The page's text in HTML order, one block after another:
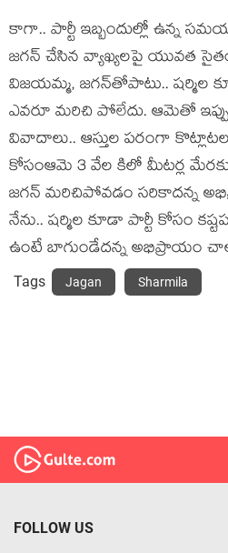
కాగా.. పార్టీ ఇబ్బందుల్లో ఉన్న
జ‌గ‌న్ చేసిన వ్యాఖ్య‌ల‌పై యువ‌త
విజ‌య‌మ్మ‌, జ‌గ‌న్‌తోపాటు.. ష‌ర్మిల
ఎవ‌రూ మ‌రిచి పోలేదు. ఆమెతో
వివాదాలు.. ఆస్తుల ప‌రంగా
కోసంఆమె 3 వేల కిలో మీట‌ర్ల
జ‌గ‌న్ మ‌రిచిపోవ‌డం స‌రికాద‌న్న
నేను.. ష‌ర్మిల కూడా పార్టీ కోసం
ఉంటే బాగుండేద‌న్న అభిప్రాయం
Tags Jagan Sharmila
FOLLOW US